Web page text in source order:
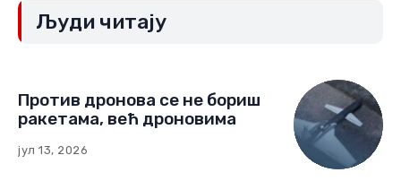
Људи читају
Против дронова се не бориш
ракетама, већ дроновима
јул 13, 2026